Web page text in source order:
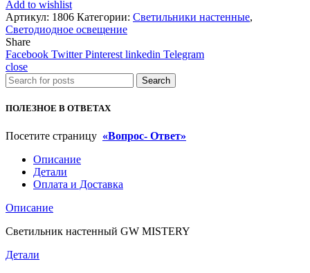
Add to wishlist
Артикул: 1806 Категории: Светильники настенные,
Светодиодное освещение
Share
Facebook Twitter Pinterest linkedin Telegram
close
Search
ПОЛЕЗНОЕ В ОТВЕТАХ
Посетите страницу «Вопрос- Ответ»
Описание
Детали
Оплата и Доставка
Описание
Светильник настенный GW MISTERY
Детали